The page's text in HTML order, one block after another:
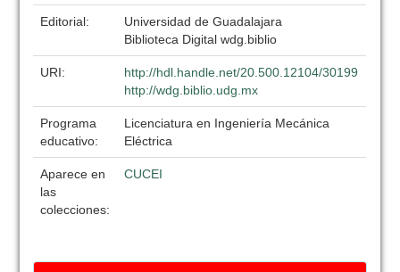
Editorial:
Universidad de Guadalajara
Biblioteca Digital wdg.biblio
URI:
http://hdl.handle.net/20.500.12104/30199
http://wdg.biblio.udg.mx
Programa
educativo:
Licenciatura en Ingeniería Mecánica
Eléctrica
Aparece en
las
colecciones:
CUCEI